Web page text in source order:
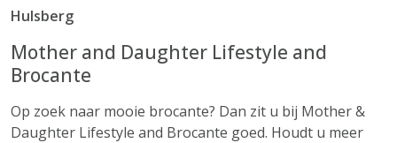
Hulsberg
Mother and Daughter Lifestyle and
Brocante
Op zoek naar mooie brocante? Dan zit u bij Mother &
Daughter Lifestyle and Brocante goed. Houdt u meer